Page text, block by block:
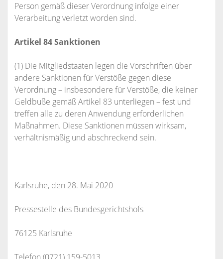
Person gemäß dieser Verordnung infolge einer
Verarbeitung verletzt worden sind.
Artikel 84 Sanktionen
(1) Die Mitgliedstaaten legen die Vorschriften über
andere Sanktionen für Verstöße gegen diese
Verordnung – insbesondere für Verstöße, die keiner
Geldbuße gemäß Artikel 83 unterliegen – fest und
treffen alle zu deren Anwendung erforderlichen
Maßnahmen. Diese Sanktionen müssen wirksam,
verhältnismäßig und abschreckend sein.
Karlsruhe, den 28. Mai 2020
Pressestelle des Bundesgerichtshofs
76125 Karlsruhe